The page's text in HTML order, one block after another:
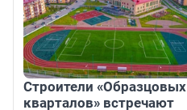
Строители «Образцовых
кварталов» встречают